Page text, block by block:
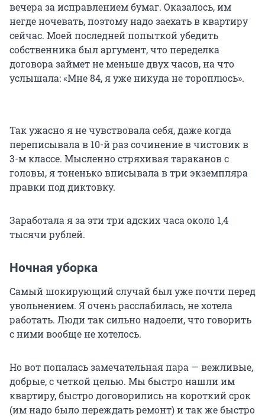
вечера за исправлением бумаг. Оказалось, им
негде ночевать, поэтому надо заехать в квартиру
сейчас. Моей последней попыткой убедить
собственника был аргумент, что переделка
договора займет не меньше двух часов, на что
услышала: «Мне 84, я уже никуда не тороплюсь».
Так ужасно я не чувствовала себя, даже когда
переписывала в 10-й раз сочинение в чистовик в
3-м классе. Мысленно стряхивая тараканов с
головы, я тоненько вписывала в три экземпляра
правки под диктовку.
Заработала я за эти три адских часа около 1,4
тысячи рублей.
Ночная уборка
Самый шокирующий случай был уже почти перед
увольнением. Я очень расслабилась, не хотела
работать. Люди так сильно надоели, что говорить
с ними вообще не хотелось.
Но вот попалась замечательная пара — вежливые,
добрые, с четкой целью. Мы быстро нашли им
квартиру, быстро договорились на короткий срок
(им надо было переждать ремонт) и так же быстро